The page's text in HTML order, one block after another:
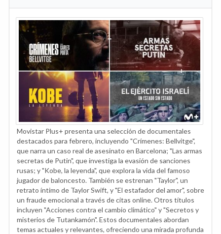
Movistar Plus+ presenta una selección de documentales
destacados para febrero, incluyendo "Crímenes: Bellvitge",
que narra un caso real de asesinato en Barcelona; "Las armas
secretas de Putin", que investiga la evasión de sanciones
rusas; y "Kobe, la leyenda", que explora la vida del famoso
jugador de baloncesto. También se estrenan "Taylor", un
retrato íntimo de Taylor Swift, y "El estafador del amor", sobre
un fraude emocional a través de citas online. Otros títulos
incluyen "Acciones contra el cambio climático" y "Secretos y
misterios de Tutankamón". Estos documentales abordan
temas actuales y relevantes, ofreciendo una mirada profunda